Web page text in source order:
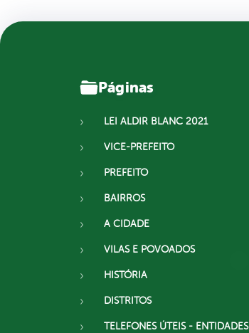
Páginas
LEI ALDIR BLANC 2021
VICE-PREFEITO
PREFEITO
BAIRROS
A CIDADE
VILAS E POVOADOS
HISTÓRIA
DISTRITOS
TELEFONES ÚTEIS - ENTIDADES